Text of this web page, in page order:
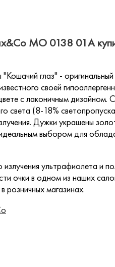
MO 0138 01A
глаз" - оригинальный
своей
с лаконичным дизайном.
света (8-18%
Дужки украшены
выбором для
ультрафиолета и
очки в одном из наших
розничных магазинах.